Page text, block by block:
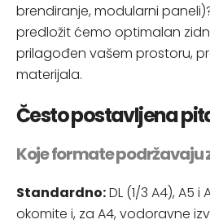
brendiranje, modularni
predložit ćemo optimalan
prilagođen vašem prostoru,
materijala.
Često postavljena
Koje formate podržavaju
Standardno:DL (1/3 A4), A5
okomite i, za A4, vodoravne